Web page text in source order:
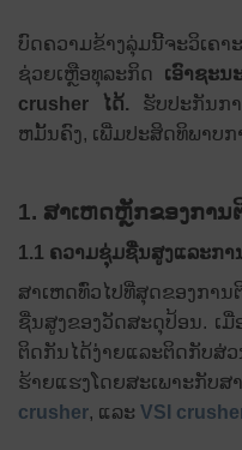
ບົດຄວາມຂ້າງລຸ່ມນີ້ຈະວິເຄາ
ຊ່ວຍເຫຼືອທຸລະກິດ ເອົາຊະ
crusher ໄດ້. ຮັບປະກັນກ
ຫມັ້ນຄົງ, ເພີ່ມປະສິດທິພາບ
1. ສາເຫດຫຼັກຂອງການ
1.1 ຄວາມຊຸ່ມຊື່ນສູງແລະກ
ສາເຫດທົ່ວໄປທີ່ສຸດຂອງກາ
ຊື່ນສູງຂອງວັດສະດຸປ້ອນ. ເ
ຕິດກັນໄດ້ງ່າຍແລະຕິດກັບ
ຮ້າຍແຮງໂດຍສະເພາະກັບ
crusher, ແລະ VSI